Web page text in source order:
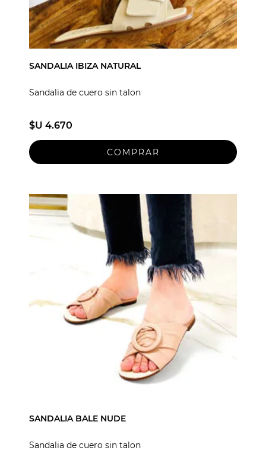
SANDALIA IBIZA NATURAL
Sandalia de cuero sin talon
$U 4.670
SANDALIA BALE NUDE
Sandalia de cuero sin talon